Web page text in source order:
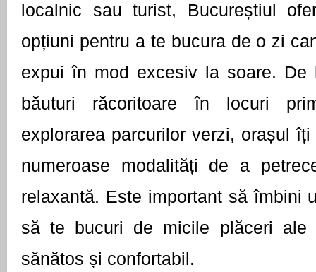
localnic sau turist, Bucureștiul
opțiuni pentru a te bucura de o zi
expui în mod excesiv la soare. De
băuturi răcoritoare în locuri
explorarea parcurilor verzi, orașul
numeroase modalități de a
relaxantă. Este important să îmbini
să te bucuri de micile plăceri ale
sănătos și confortabil.